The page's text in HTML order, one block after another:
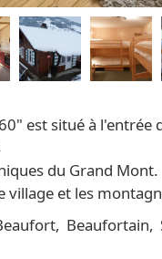
est situé à l'entrée
du Grand Mont.
village et les
Beaufortain,